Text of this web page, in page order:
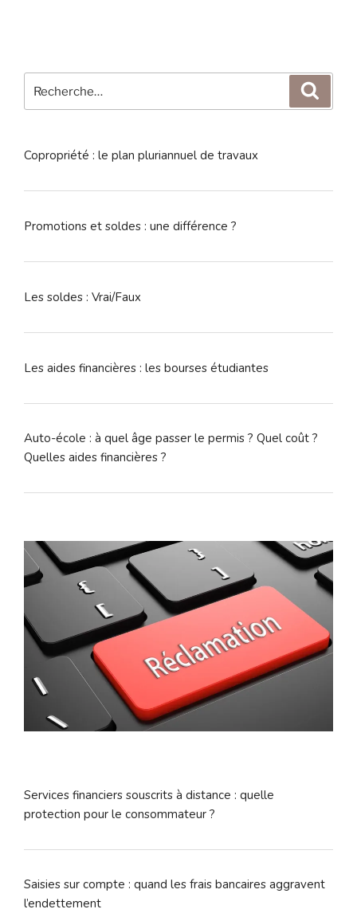
pour
Copropriété : le plan pluriannuel de travaux
Promotions et soldes : une différence ?
Les soldes : Vrai/Faux
Les aides financières : les bourses étudiantes
Auto-école : à quel âge passer le permis ? Quel coût ?
Quelles aides financières ?
Services financiers souscrits à distance : quelle
protection pour le consommateur ?
Saisies sur compte : quand les frais bancaires aggravent
l’endettement